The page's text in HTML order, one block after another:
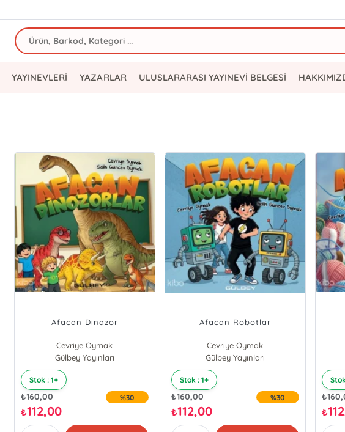
YAYINEVLERİ YAZARLAR ULUSLARARASI YAYINEVİ BELGESİ
Afacan Dinazor
Cevriye Oymak
Salih Güncev Oymak
Gülbey Yayınları
Stok : 1+
₺160,00
₺112,00
%30
Afacan Robotlar
Cevriye Oymak
Salih Güncev Oymak
Gülbey Yayınları
Stok : 1+
₺160,00
₺112,00
%30 ₺
₺